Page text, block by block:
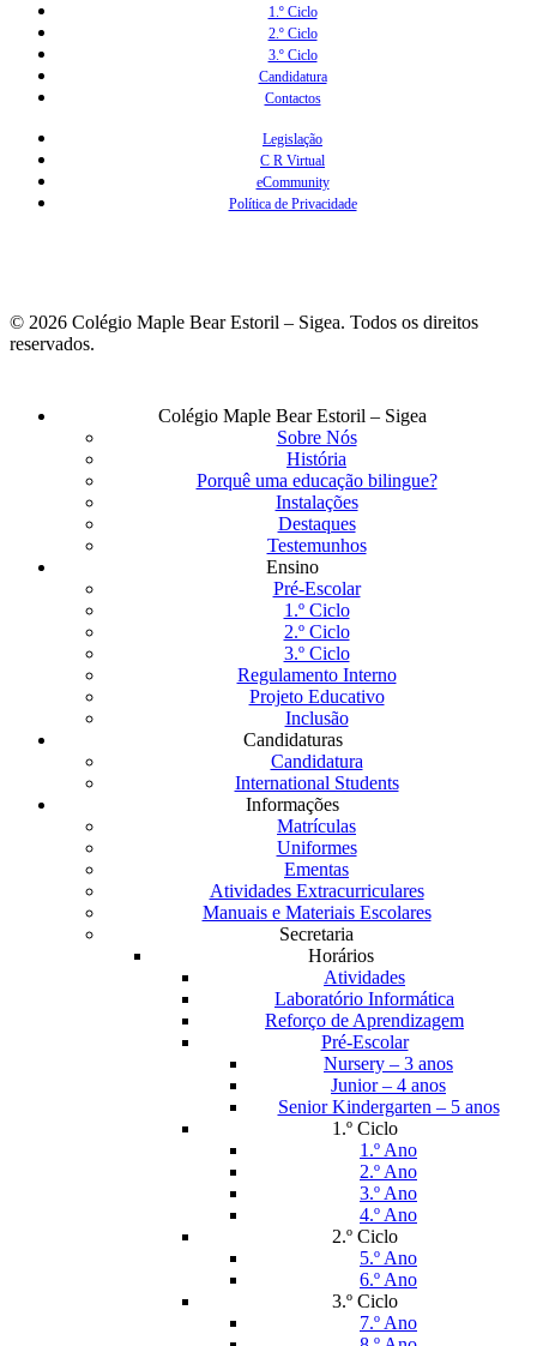
1.º Ciclo
2.º Ciclo
3.º Ciclo
Candidatura
Contactos
Legislação
C R Virtual
eCommunity
Política de Privacidade
© 2026 Colégio Maple Bear Estoril – Sigea. Todos os direitos
reservados.
Fechar
Colégio Maple Bear Estoril – Sigea
Sobre Nós
História
Porquê uma educação bilingue?
Instalações
Destaques
Testemunhos
Ensino
Pré-Escolar
1.º Ciclo
2.º Ciclo
3.º Ciclo
Regulamento Interno
Projeto Educativo
Inclusão
Candidaturas
Candidatura
International Students
Informações
Matrículas
Uniformes
Ementas
Atividades Extracurriculares
Manuais e Materiais Escolares
Secretaria
Horários
Atividades
Laboratório Informática
Reforço de Aprendizagem
Pré-Escolar
Nursery – 3 anos
Junior – 4 anos
Senior Kindergarten – 5 anos
1.º Ciclo
1.º Ano
2.º Ano
3.º Ano
4.º Ano
2.º Ciclo
5.º Ano
6.º Ano
3.º Ciclo
7.º Ano